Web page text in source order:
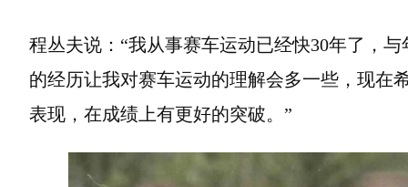
程丛夫说：“我从事赛车运动已经快30年了，
的经历让我对赛车运动的理解会多一些，现在
表现，在成绩上有更好的突破。”